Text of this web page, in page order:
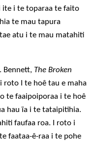
ite i te toparaa te faito
te mau tapura
atu i te mau matahiti
Bennett, The Broken
I te hoê tau e maha
te faaipoiporaa i te hoê
hau ïa i te tataipitihia.
faufaa roa. I roto i
faataa-ê-raa i te pohe